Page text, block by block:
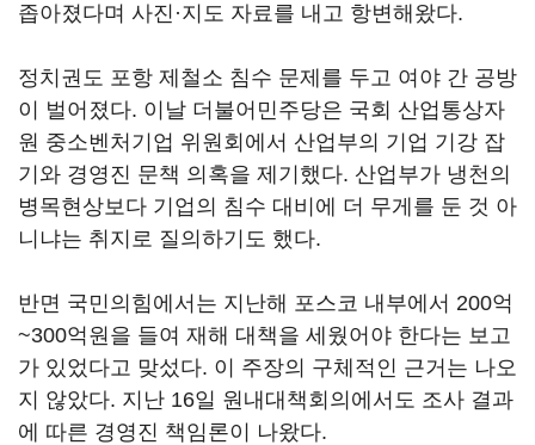
좁아졌다며 사진·지도 자료를 내고 항변해왔다.
정치권도 포항 제철소 침수 문제를 두고 여야 간 공방
이 벌어졌다. 이날 더불어민주당은 국회 산업통상자
원 중소벤처기업 위원회에서 산업부의 기업 기강 잡
기와 경영진 문책 의혹을 제기했다. 산업부가 냉천의
병목현상보다 기업의 침수 대비에 더 무게를 둔 것 아
니냐는 취지로 질의하기도 했다.
반면 국민의힘에서는 지난해 포스코 내부에서 200억
~300억원을 들여 재해 대책을 세웠어야 한다는 보고
가 있었다고 맞섰다. 이 주장의 구체적인 근거는 나오
지 않았다. 지난 16일 원내대책회의에서도 조사 결과
에 따른 경영진 책임론이 나왔다.